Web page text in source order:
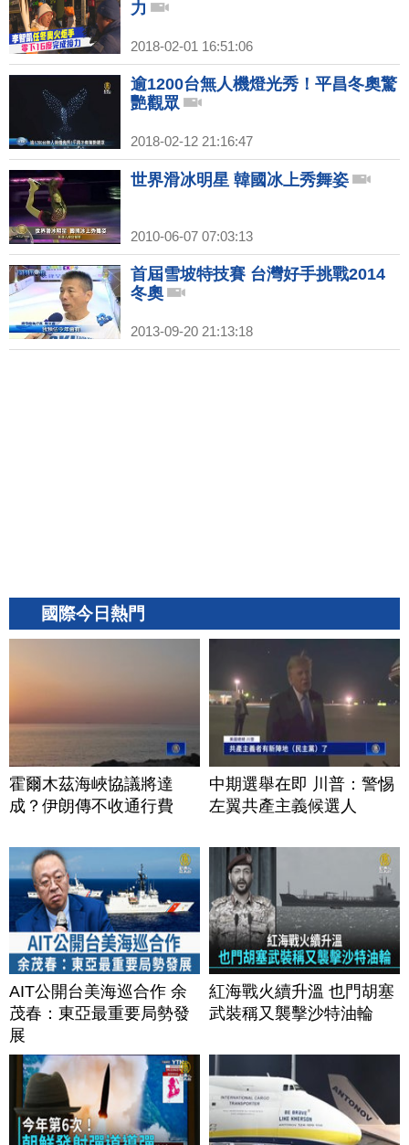
力
2018-02-01 16:51:06
逾1200台無人機燈光秀！平昌冬奧驚
艷觀眾
2018-02-12 21:16:47
世界滑冰明星 韓國冰上秀舞姿
2010-06-07 07:03:13
首屆雪坡特技賽 台灣好手挑戰2014
冬奧
2013-09-20 21:13:18
國際今日熱門
霍爾木茲海峽協議將達
成？伊朗傳不收通行費
中期選舉在即 川普：警惕
左翼共產主義候選人
AIT公開台美海巡合作 余
茂春：東亞最重要局勢發
展
紅海戰火續升溫 也門胡塞
武裝稱又襲擊沙特油輪